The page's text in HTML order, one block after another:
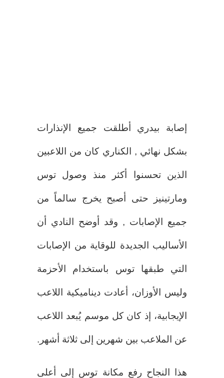
إصابة بيدري أطلقت جميع الإنذارات
بشكل نهائي , الكناري كان من اللاعبين
الذين تحسنوا أكثر منذ وصول توس
ومارتينيز حتى أصبح يخرج سالماً من
جميع الإصابات , وقد أوضح النادي أن
الأساليب الجديدة للوقاية من الإصابات
التي طبقها توس باستخدام الأحزمة
وليس الأوزان، أعادت ديناميكية اللاعب
الإيجابية، إذ كان كل موسم يُبعد اللاعب
عن الملاعب بين شهرين إلى ثلاثة أشهر.
هذا النجاح رفع مكانة توس إلى أعلى